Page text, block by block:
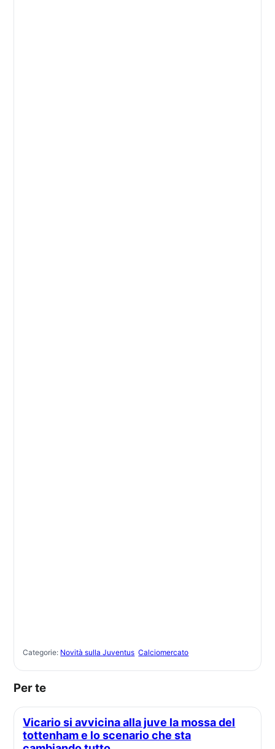
Categorie: Novità sulla Juventus Calciomercato
Per te
Vicario si avvicina alla juve la mossa del
tottenham e lo scenario che sta